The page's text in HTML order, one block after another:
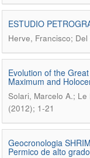
ESTUDIO
Herve, Francisco;
Evolution of the
Maximum and
Solari, Marcelo A.;
(2012); 1-21
Geocronologia
Permico de alto